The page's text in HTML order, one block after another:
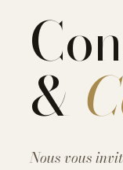
&
Nous vous